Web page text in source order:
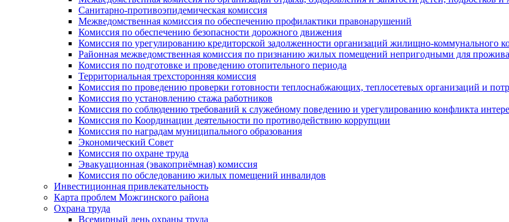
Санитарно-противоэпидемическая комиссия
Межведомственная комиссия по обеспечению профилактики правонарушений
Комиссия по обеспечению безопасности дорожного движения
Комиссия по урегулированию кредиторской задолженности организаций жилищно-коммунального
Районная межведомственная комиссия по признанию жилых помещений непригодными для
Комиссия по подготовке и проведению отопительного периода
Территориальная трехсторонняя комиссия
Комиссия по проведению проверки готовности теплоснабжающих, теплосетевых организаций и
Комиссия по установлению стажа работников
Комиссия по соблюдению требований к служебному поведению и урегулированию конфликта
Комиссия по Координации деятельности по противодействию коррупции
Комиссия по наградам муниципального образования
Экономический Совет
Комиссия по охране труда
Эвакуационная (эвакоприёмная) комиссия
Комиссия по обследованию жилых помещений инвалидов
Инвестиционная привлекательность
Карта проблем Можгинского района
Охрана труда
Всемирный день охраны труда